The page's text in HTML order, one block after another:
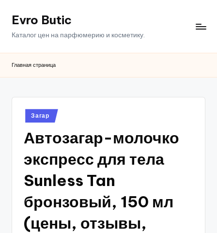
ПерейтиEvro Butic
Каталог цен на парфюмерию и косметику.
Главная страница
Опубликовано
в
Загар
Автозагар-молочко
экспресс для тела
Sunless Tan
бронзовый, 150 мл
(цены, отзывы,